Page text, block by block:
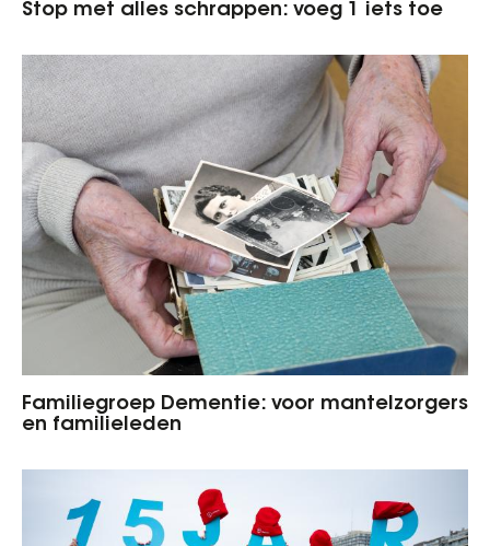
Stop met alles schrappen: voeg 1 iets toe
Familiegroep Dementie: voor mantelzorgers
en familieleden